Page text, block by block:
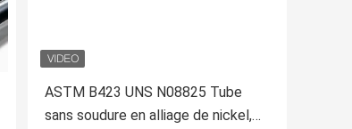
ASTM B423 UNS N08825 Tube
sans soudure en alliage de nickel,